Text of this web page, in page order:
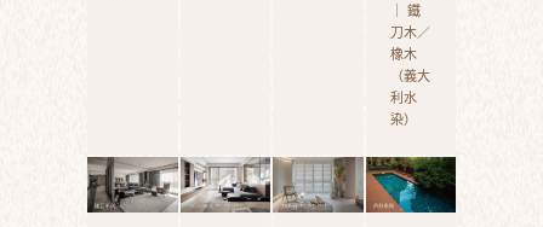
｜ 鐵
刀木／
橡木
（義大
利水
染）